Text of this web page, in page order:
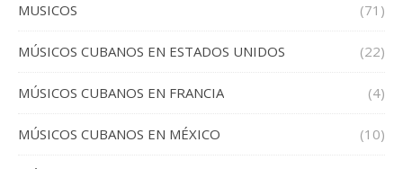
MUSICOS (71)
MÚSICOS CUBANOS EN ESTADOS UNIDOS (22)
MÚSICOS CUBANOS EN FRANCIA (4)
MÚSICOS CUBANOS EN MÉXICO (10)